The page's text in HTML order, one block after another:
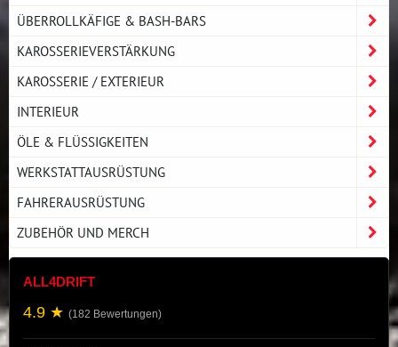
ÜBERROLLKÄFIGE & BASH-BARS
KAROSSERIEVERSTÄRKUNG
KAROSSERIE / EXTERIEUR
INTERIEUR
ÖLE & FLÜSSIGKEITEN
WERKSTATTAUSRÜSTUNG
FAHRERAUSRÜSTUNG
ZUBEHÖR UND MERCH
ALL4DRIFT
4.9 ★ (182 Bewertungen)